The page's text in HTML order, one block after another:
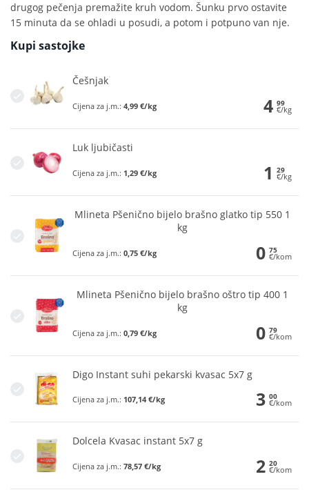
drugog pečenja premažite kruh vodom. Šunku prvo ostavite
15 minuta da se ohladi u posudi, a potom i potpuno van nje.
Kupi sastojke
Češnjak
Cijena za j.m.: 4,99 €/kg 4 99
€/kg
Luk ljubičasti
Cijena za j.m.: 1,29 €/kg 1 29
€/kg
Mlineta Pšenično bijelo brašno glatko tip 550 1
kg
Cijena za j.m.: 0,75 €/kg 0 75
€/kom
Mlineta Pšenično bijelo brašno oštro tip 400 1
kg
Cijena za j.m.: 0,79 €/kg 0 79
€/kom
Digo Instant suhi pekarski kvasac 5x7 g
Cijena za j.m.: 107,14 €/kg 3 00
€/kom
Dolcela Kvasac instant 5x7 g
Cijena za j.m.: 78,57 €/kg 2 20
€/kom